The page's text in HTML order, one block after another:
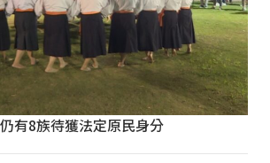
有8族待獲法定原民身分